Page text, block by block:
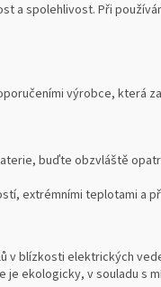
a spolehlivost. Při
výrobce, která
buďte obzvláště
extrémními teplotami a
v blízkosti elektrických
ekologicky, v souladu s